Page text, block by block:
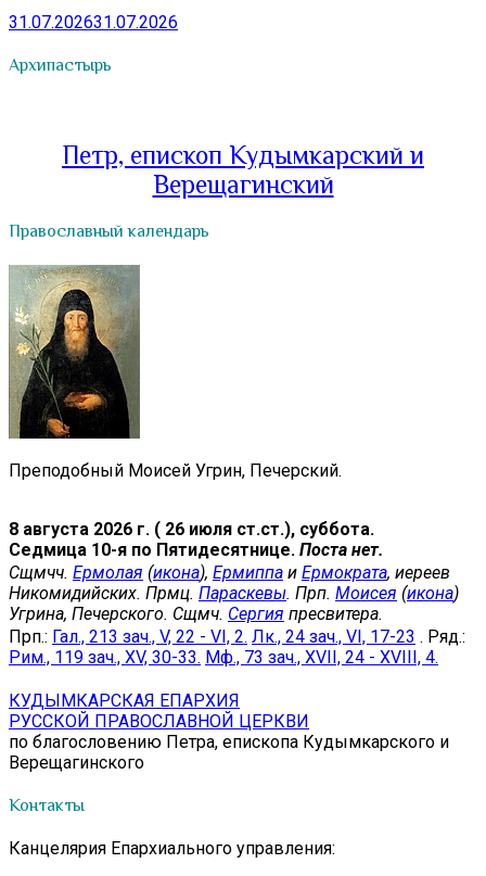
31.07.202631.07.2026
Архипастырь
Петр, епископ Кудымкарский и
Верещагинский
Православный календарь
Преподобный Моисей Угрин, Печерский.
8 августа 2026 г. ( 26 июля ст.ст.), суббота.
Седмица 10-я по Пятидесятнице. Поста нет.
Сщмчч. Ермолая (икона), Ермиппа и Ермократа, иереев
Никомидийских. Прмц. Параскевы. Прп. Моисея (икона)
Угрина, Печерского. Сщмч. Сергия пресвитера.
Прп.: Гал., 213 зач., V, 22 - VI, 2. Лк., 24 зач., VI, 17-23 . Ряд.:
Рим., 119 зач., XV, 30-33. Мф., 73 зач., XVII, 24 - XVIII, 4.
КУДЫМКАРСКАЯ ЕПАРХИЯ
РУССКОЙ ПРАВОСЛАВНОЙ ЦЕРКВИ
по благословению Петра, епископа Кудымкарского и
Верещагинского
Контакты
Канцелярия Епархиального управления: